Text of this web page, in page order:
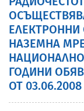
НАЗЕМНА
ГОДИНИ
ОТ